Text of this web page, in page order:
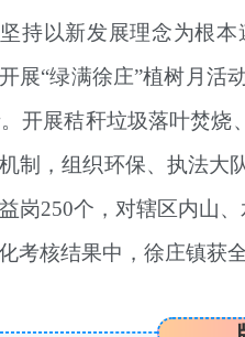
持以新发展理念为根
展“绿满徐庄”植树月活
开展秸秆垃圾落叶焚烧
制，组织环保、执法大
岗250个，对辖区内山
考核结果中，徐庄镇获